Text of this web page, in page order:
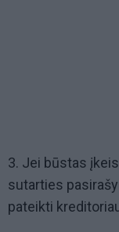
3. Jei būstas
sutarties
pateikti